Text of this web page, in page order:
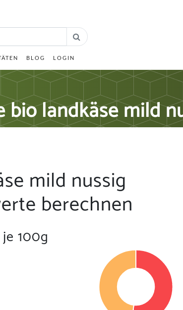
BLOG LOGIN
bio landkäse mild
mild nussig
berechnen
100g